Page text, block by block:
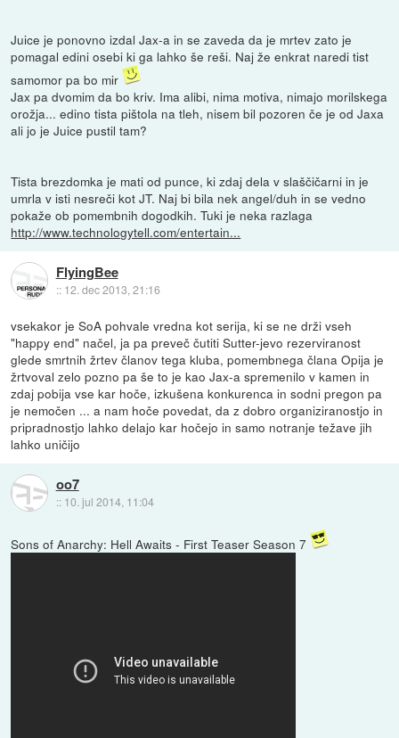
Juice je ponovno izdal Jax-a in se zaveda da je mrtev zato je
pomagal edini osebi ki ga lahko še reši. Naj že enkrat naredi tist
samomor pa bo mir
Jax pa dvomim da bo kriv. Ima alibi, nima motiva, nimajo morilskega
orožja... edino tista pištola na tleh, nisem bil pozoren če je od Jaxa
ali jo je Juice pustil tam?
Tista brezdomka je mati od punce, ki zdaj dela v slaščičarni in je
umrla v isti nesreči kot JT. Naj bi bila nek angel/duh in se vedno
pokaže ob pomembnih dogodkih. Tuki je neka razlaga
http://www.technologytell.com/entertain...
FlyingBee
:: 12. dec 2013, 21:16
vsekakor je SoA pohvale vredna kot serija, ki se ne drži vseh
"happy end" načel, ja pa preveč čutiti Sutter-jevo rezerviranost
glede smrtnih žrtev članov tega kluba, pomembnega člana Opija je
žrtvoval zelo pozno pa še to je kao Jax-a spremenilo v kamen in
zdaj pobija vse kar hoče, izkušena konkurenca in sodni pregon pa
je nemočen ... a nam hoče povedat, da z dobro organiziranostjo in
pripradnostjo lahko delajo kar hočejo in samo notranje težave jih
lahko uničijo
oo7
:: 10. jul 2014, 11:04
Sons of Anarchy: Hell Awaits - First Teaser Season 7